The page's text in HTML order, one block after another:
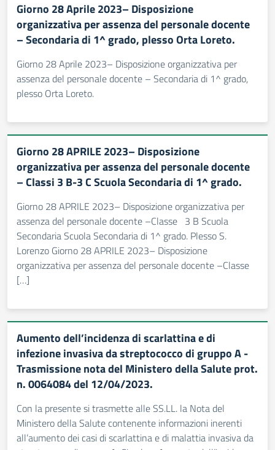
Giorno 28 Aprile 2023– Disposizione
organizzativa per assenza del personale docente
– Secondaria di 1^ grado, plesso Orta Loreto.
Giorno 28 Aprile 2023– Disposizione organizzativa per
assenza del personale docente – Secondaria di 1^ grado,
plesso Orta Loreto.
Giorno 28 APRILE 2023– Disposizione
organizzativa per assenza del personale docente
– Classi 3 B-3 C Scuola Secondaria di 1^ grado.
Giorno 28 APRILE 2023– Disposizione organizzativa per
assenza del personale docente –Classe 3 B Scuola
Secondaria Scuola Secondaria di 1^ grado. Plesso S.
Lorenzo Giorno 28 APRILE 2023– Disposizione
organizzativa per assenza del personale docente –Classe
[…]
Aumento dell’incidenza di scarlattina e di
infezione invasiva da streptococco di gruppo A -
Trasmissione nota del Ministero della Salute prot.
n. 0064084 del 12/04/2023.
Con la presente si trasmette alle SS.LL. la Nota del
Ministero della Salute contenente informazioni inerenti
all’aumento dei casi di scarlattina e di malattia invasiva da